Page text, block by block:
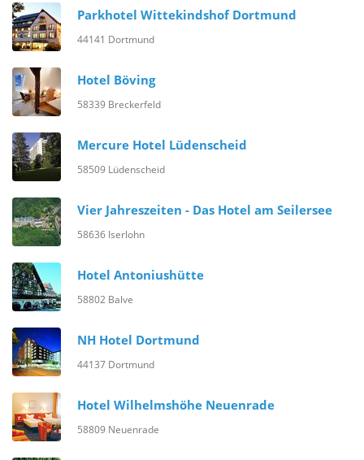
Parkhotel Wittekindshof Dortmund
44141 Dortmund
Hotel Böving
58339 Breckerfeld
Mercure Hotel Lüdenscheid
58509 Lüdenscheid
Vier Jahreszeiten - Das Hotel am Seilersee
58636 Iserlohn
Hotel Antoniushütte
58802 Balve
NH Hotel Dortmund
44137 Dortmund
Hotel Wilhelmshöhe Neuenrade
58809 Neuenrade